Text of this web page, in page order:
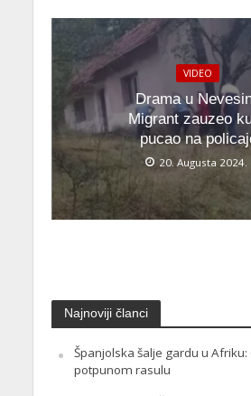
VIDEO
Drama u
Migrant zauzeo
pucao na
20. Augusta 2024.
Najnoviji članci
Španjolska šalje gardu u Afriku:
potpunom rasulu